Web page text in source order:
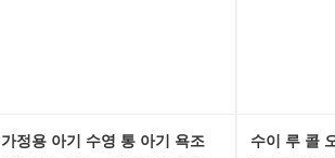
가정용 아기 수영 통 아기 욕조
수이 루 콜